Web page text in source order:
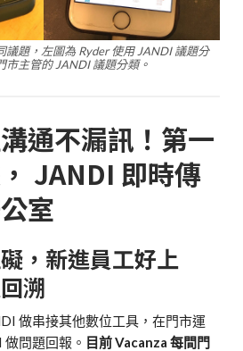
議題，左圖為 Ryder 使用 JANDI 議題分
市主管的 JANDI 議題分類。
通不漏訊！第一
JANDI 即時傳
室
，新進員工好上
溯
做串接其他數位工具，在門市運
問題回報。 目前 Vacanza 每間門